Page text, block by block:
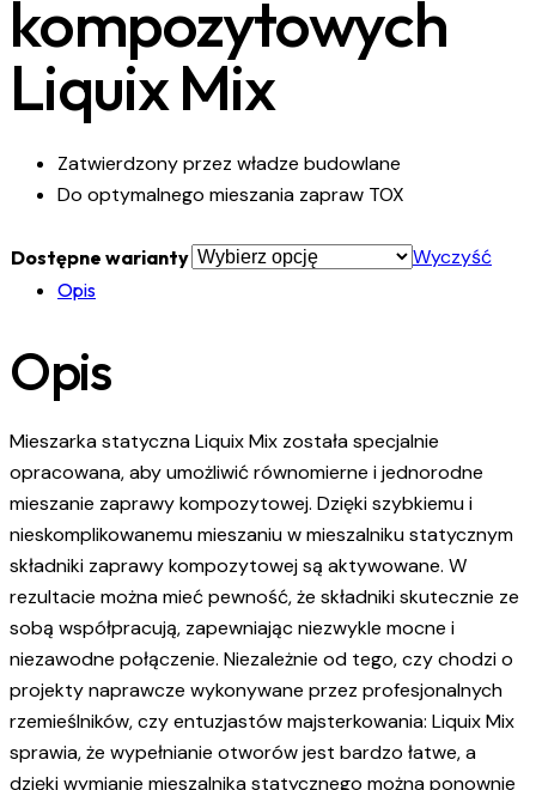
kompozytowych
Liquix Mix
Zatwierdzony przez władze budowlane
Do optymalnego mieszania zapraw TOX
Dostępne warianty Wyczyść
Opis
Opis
Mieszarka statyczna Liquix Mix została specjalnie
opracowana, aby umożliwić równomierne i jednorodne
mieszanie zaprawy kompozytowej. Dzięki szybkiemu i
nieskomplikowanemu mieszaniu w mieszalniku statycznym
składniki zaprawy kompozytowej są aktywowane. W
rezultacie można mieć pewność, że składniki skutecznie ze
sobą współpracują, zapewniając niezwykle mocne i
niezawodne połączenie. Niezależnie od tego, czy chodzi o
projekty naprawcze wykonywane przez profesjonalnych
rzemieślników, czy entuzjastów majsterkowania: Liquix Mix
sprawia, że wypełnianie otworów jest bardzo łatwe, a
dzięki wymianie mieszalnika statycznego można ponownie